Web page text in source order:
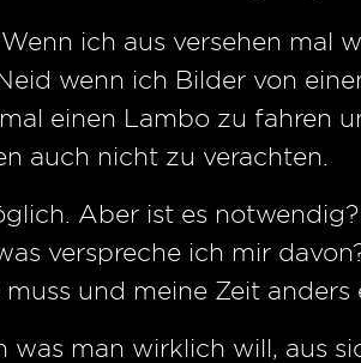
ich aus versehen mal
wenn ich Bilder von
einen Lambo zu fahren
auch nicht zu verachten.
Aber ist es
verspreche ich mir
und meine Zeit anders
man wirklich will, aus